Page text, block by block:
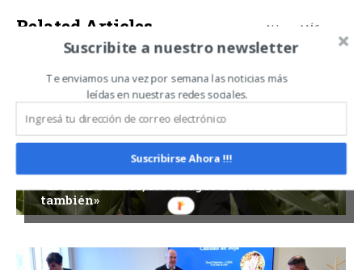
Related Articles ALL MÁS
también»
Suscribite a nuestro newsletter
Te enviamos una vez por semana las noticias más
leídas en nuestras redes sociales.
Suscribirse Ahora !!!